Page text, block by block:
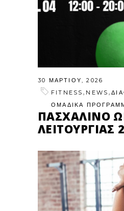
30 ΜΑΡΤΊΟΥ, 2026
FITNESS , NEWS ,
ΟΜΑΔΙΚΑ
ΠΑΣΧΑΛΙΝΟ
ΛΕΙΤΟΥΡΓΙΑΣ